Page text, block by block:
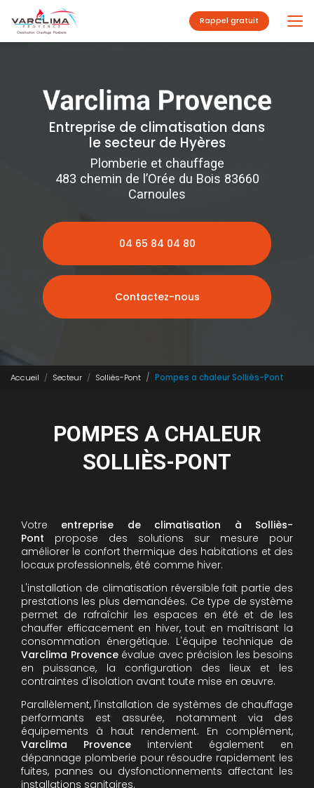
au
contenu
principal
Rappel gratuit
Entreprise de climatisation dans
le secteur de Hyères
Plomberie et chauffage
483 chemin de l’Orée du Bois 83660
Carnoules
04 65 84 04 80
Contactez-nous
Accueil Secteur Solliès-Pont Pompes a chaleur Solliès-Pont
POMPES A CHALEUR
SOLLIÈS-PONT
Votre entreprise de climatisation à Solliès-
Pont propose des solutions sur mesure pour
améliorer le confort thermique des habitations et des
locaux professionnels, été comme hiver.
L'installation de climatisation réversible fait partie des
prestations les plus demandées. Ce type de système
permet de rafraîchir les espaces en été et de les
chauffer efficacement en hiver, tout en maîtrisant la
consommation énergétique. L'équipe technique de
Varclima Provenceévalue avec précision les besoins
en puissance, la configuration des lieux et les
contraintes d'isolation avant toute mise en œuvre.
Parallèlement, l'installation de systèmes de chauffage
performants est assurée, notamment via des
équipements à haut rendement. En complément,
Varclima Provence intervient également en
dépannage plomberie pour résoudre rapidement les
fuites, pannes ou dysfonctionnements affectant les
installations sanitaires.